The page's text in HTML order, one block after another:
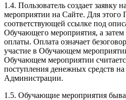
1.4. Пользователь создает заявку
мероприятии на Сайте. Для этого
соответствующей ссылке под
Обучающего мероприятия, а затем
оплаты. Оплата означает
участие в Обучающем
Обучающем мероприятии
поступления денежных средств
Администрации.
1.5. Обучающие мероприятия